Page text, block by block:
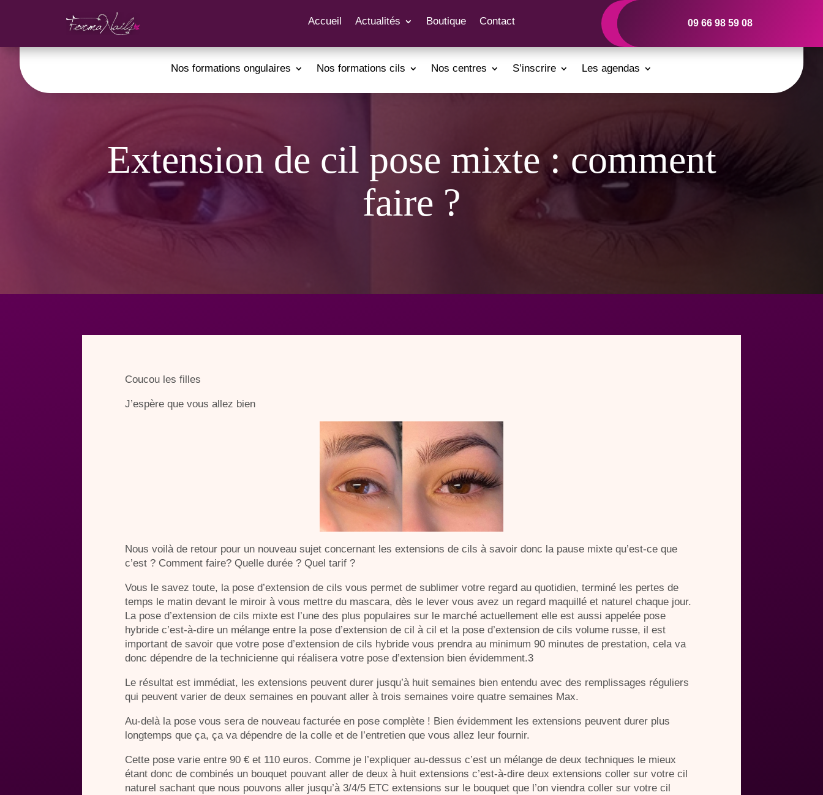
Accueil Actualités Boutique Contact 09 66 98 59 08
Nos formations ongulaires Nos formations cils Nos centres S’inscrire Les agendas
Extension de cil pose mixte : comment
faire ?
Coucou les filles
J’espère que vous allez bien
Nous voilà de retour pour un nouveau sujet concernant les extensions de cils à savoir donc la pause mixte qu’est-ce que
c’est ? Comment faire? Quelle durée ? Quel tarif ?
Vous le savez toute, la pose d’extension de cils vous permet de sublimer votre regard au quotidien, terminé les pertes de
temps le matin devant le miroir à vous mettre du mascara, dès le lever vous avez un regard maquillé et naturel chaque jour.
La pose d’extension de cils mixte est l’une des plus populaires sur le marché actuellement elle est aussi appelée pose
hybride c’est-à-dire un mélange entre la pose d’extension de cil à cil et la pose d’extension de cils volume russe, il est
important de savoir que votre pose d’extension de cils hybride vous prendra au minimum 90 minutes de prestation, cela va
donc dépendre de la technicienne qui réalisera votre pose d’extension bien évidemment.3
Le résultat est immédiat, les extensions peuvent durer jusqu’à huit semaines bien entendu avec des remplissages réguliers
qui peuvent varier de deux semaines en pouvant aller à trois semaines voire quatre semaines Max.
Au-delà la pose vous sera de nouveau facturée en pose complète ! Bien évidemment les extensions peuvent durer plus
longtemps que ça, ça va dépendre de la colle et de l’entretien que vous allez leur fournir.
Cette pose varie entre 90 € et 110 euros. Comme je l’expliquer au-dessus c’est un mélange de deux techniques le mieux
étant donc de combinés un bouquet pouvant aller de deux à huit extensions c’est-à-dire deux extensions coller sur votre cil
naturel sachant que nous pouvons aller jusqu’à 3/4/5 ETC extensions sur le bouquet que l’on viendra coller sur votre cil